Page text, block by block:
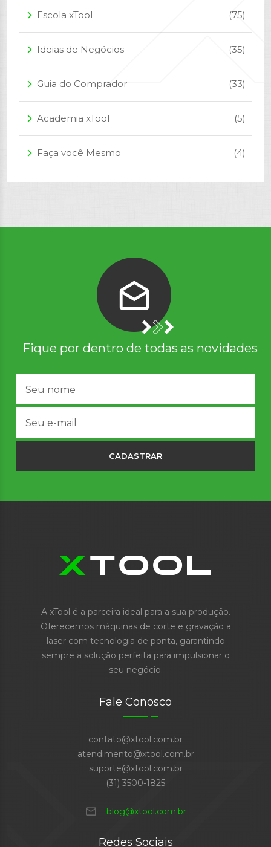
arrow_forward_ios Escola xTool (75)
arrow_forward_ios Ideias de Negócios (35)
arrow_forward_ios Guia do Comprador (33)
arrow_forward_ios Academia xTool (5)
arrow_forward_ios Faça você Mesmo (4)
Fique por dentro de todas as novidades
CADASTRAR
A xTool é a parceira ideal para a sua produção.
Oferecemos máquinas de corte e gravação a
laser com tecnologia de ponta, garantindo
sempre a solução perfeita para impulsionar o
seu negócio.
Fale Conosco
contato@xtool.com.br
atendimento@xtool.com.br
suporte@xtool.com.br
(31) 3500-1825
mail blog@xtool.com.br
Redes Sociais